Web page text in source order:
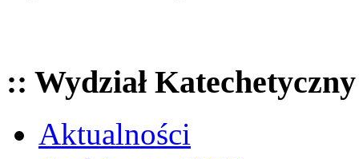
:: Wydział Katechetyczny
Aktualności